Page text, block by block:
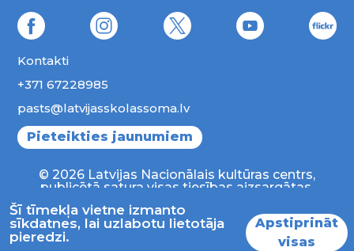
Kontakti
+371 67228985
pasts@latvijasskolassoma.lv
Pieteikties jaunumiem
© 2026 Latvijas Nacionālais kultūras centrs,
publicētā satura visas tiesības aizsargātas.
Šī tīmekļa vietne izmanto
sīkdatnes, lai uzlabotu lietotāja
pieredzi.
Apstiprināt
visas